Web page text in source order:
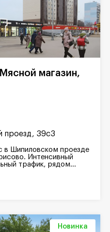
проезд, 39с3
в Шипиловском проезде
Интенсивный
трафик, рядом...
Новинка